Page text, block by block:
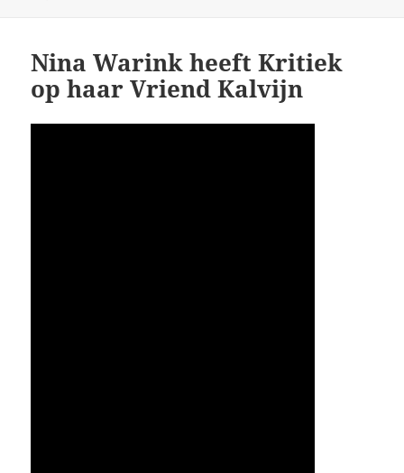
Nina Warink heeft Kritiek
op haar Vriend Kalvijn